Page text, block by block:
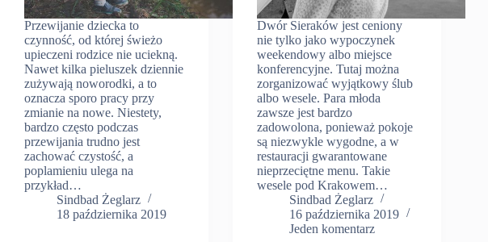
Przewijanie dziecka to
czynność, od której świeżo
upieczeni rodzice nie uciekną.
Nawet kilka pieluszek dziennie
zużywają noworodki, a to
oznacza sporo pracy przy
zmianie na nowe. Niestety,
bardzo często podczas
przewijania trudno jest
zachować czystość, a
poplamieniu ulega na
przykład…
Sindbad Żeglarz
18 października 2019
Dwór Sieraków jest ceniony
nie tylko jako wypoczynek
weekendowy albo miejsce
konferencyjne. Tutaj można
zorganizować wyjątkowy ślub
albo wesele. Para młoda
zawsze jest bardzo
zadowolona, ponieważ pokoje
są niezwykle wygodne, a w
restauracji gwarantowane
nieprzeciętne menu. Takie
wesele pod Krakowem…
Sindbad Żeglarz
16 października 2019
Jeden komentarz